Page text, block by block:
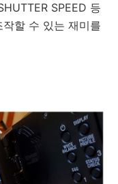
SPEED 등
할 수 있는 재미를